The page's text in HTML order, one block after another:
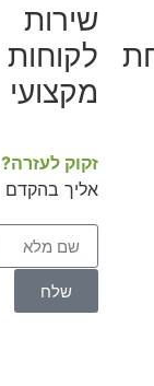
שירות
לקוחות
מקצועי
זקוק לעזרה?
אליך בהקדם
שלח